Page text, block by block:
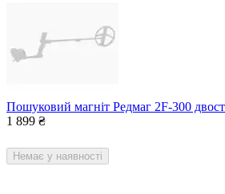
Пошуковий магніт Редмаг 2F-300
1 899 ₴
Немає у наявності